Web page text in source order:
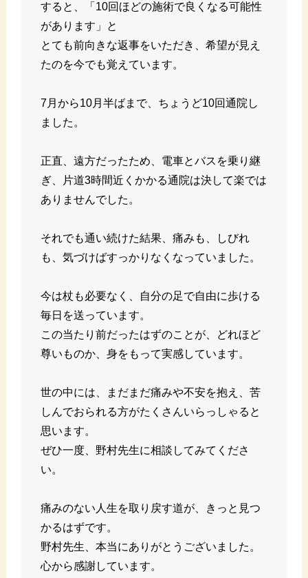
すると、「10回ほどの施術で良くなる可能性
があります」と
とても前向きな返事をいただき、希望が見え
たのを今でも覚えています。
7月から10月半ばまで、ちょうど10回通院し
ました。
正直、遠方だったため、電車とバスを乗り継
ぎ、片道3時間近くかかる通院は決して楽では
ありませんでした。
それでも通い続けた結果、痛みも、しびれ
も、気づけばすっかりなくなっていました。
今は杖も必要なく、自分の足で自由に歩ける
毎日を送っています。
この当たり前だったはずのことが、どれほど
尊いものか、身をもって実感しています。
世の中には、まだまだ痛みや不安を抱え、苦
しんでおられる方がたくさんいらっしゃると
思います。
ぜひ一度、野村先生に相談してみてくださ
い。
痛みのない人生を取り戻す道が、きっと見つ
かるはずです。
野村先生、本当にありがとうございました。
心から感謝しています。